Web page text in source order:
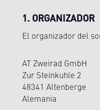
1. ORGANIZADOR
El organizador del
AT Zweirad GmbH
Zur Steinkuhle 2
48341 Altenberge
Alemania